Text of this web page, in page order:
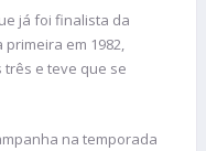
já foi finalista da
em 1982,
três e teve que se
na temporada